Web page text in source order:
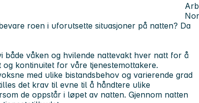
roen i uforutsette situasjoner på natten? Da
både våken og hvilende nattevakt hver natt for å
kontinuitet for våre tjenestemottakere.
med ulike bistandsbehov og varierende grad
det krav til evne til å håndtere ulike
de oppstår i løpet av natten. Gjennom natten